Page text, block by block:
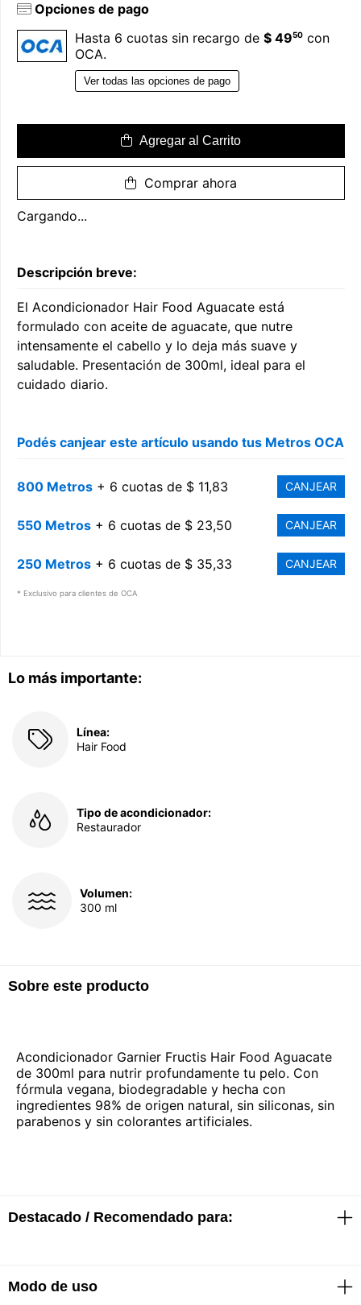
Lo más importante:
Línea:
Hair Food
Tipo de acondicionador:
Restaurador
Volumen:
300 ml
Sobre este producto
Acondicionador Garnier Fructis Hair Food Aguacate
de 300ml para nutrir profundamente tu pelo. Con
fórmula vegana, biodegradable y hecha con
ingredientes 98% de origen natural, sin siliconas, sin
parabenos y sin colorantes artificiales.
Destacado / Recomendado para:
· Fórmula vegana
Modo de uso
Opciones de pago
Hasta 6 cuotas sin recargo de $ 4950 con
OCA.
Ver todas las opciones de pago
Agregar al Carrito
Comprar ahora
Cargando...
Descripción breve:
El Acondicionador Hair Food Aguacate está
formulado con aceite de aguacate, que nutre
intensamente el cabello y lo deja más suave y
saludable. Presentación de 300ml, ideal para el
cuidado diario.
Podés canjear este artículo usando tus Metros OCA
800 Metros + 6 cuotas de $ 11,83 CANJEAR
550 Metros + 6 cuotas de $ 23,50 CANJEAR
250 Metros + 6 cuotas de $ 35,33 CANJEAR
* Exclusivo para clientes de OCA